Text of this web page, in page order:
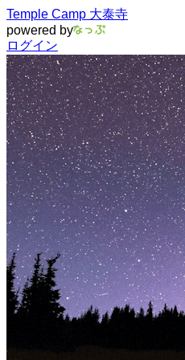
Temple Camp 大泰寺
powered by
ログイン